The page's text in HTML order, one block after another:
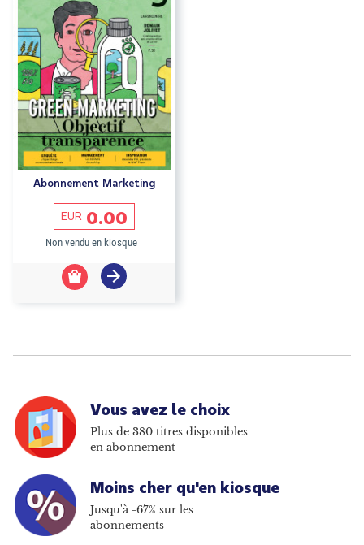
Abonnement Marketing
EUR 0.00
Non vendu en kiosque
Vous avez le choix
Plus de 380 titres disponibles
en abonnement
Moins cher qu'en kiosque
Jusqu'à -67% sur les
abonnements